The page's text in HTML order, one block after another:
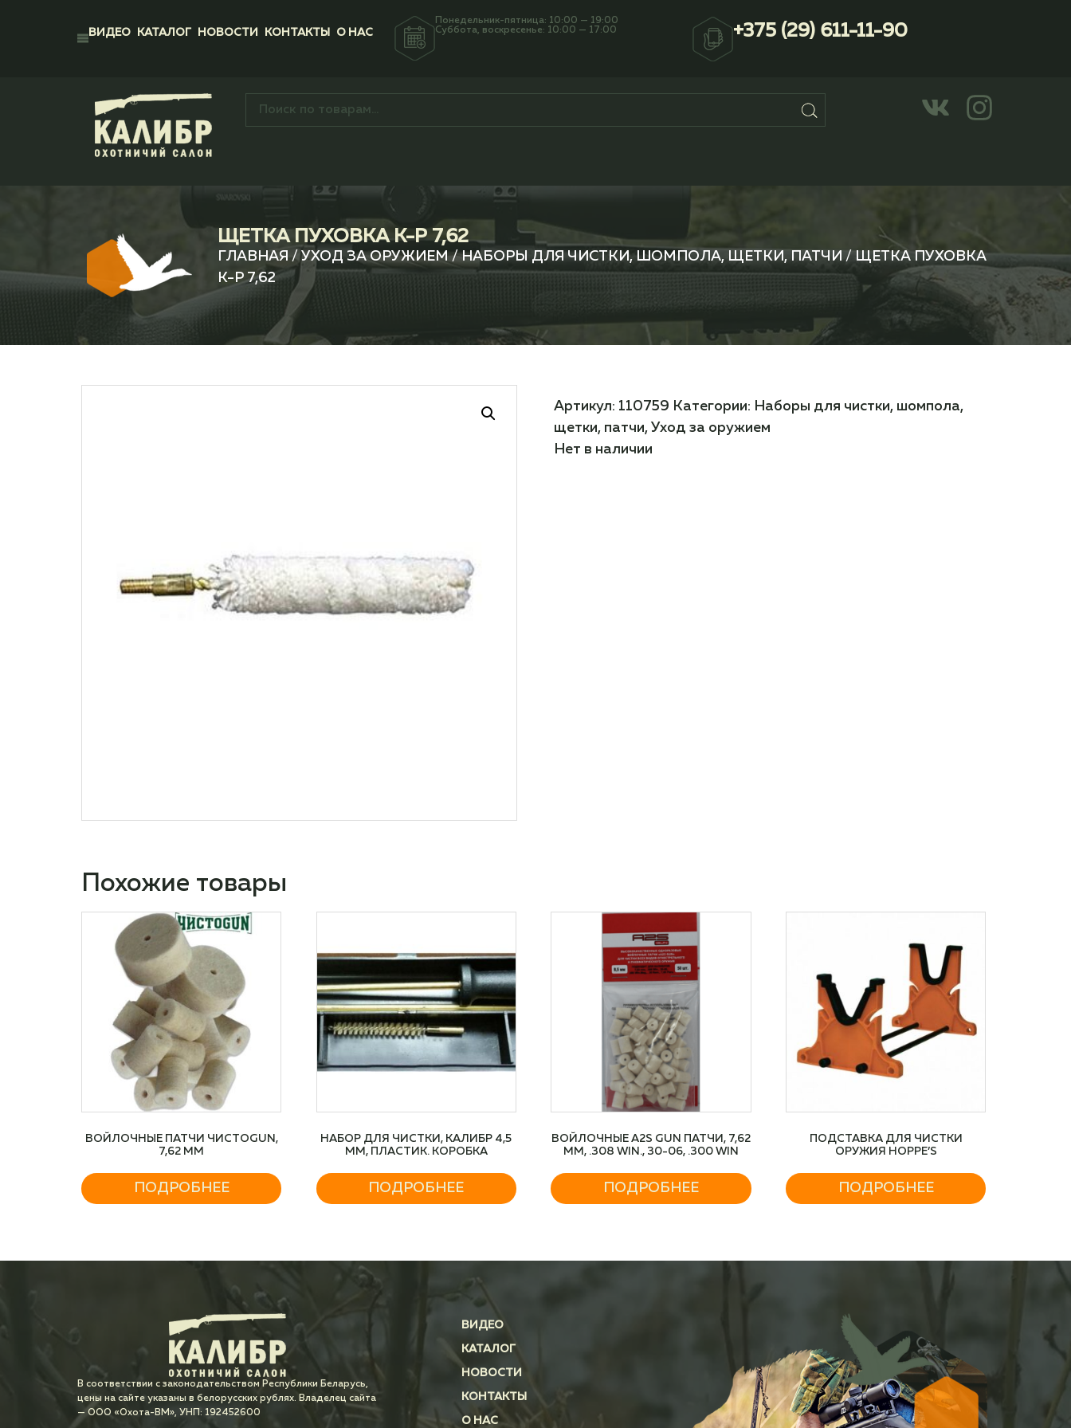
ВИДЕО КАТАЛОГ НОВОСТИ КОНТАКТЫ О НАС
Понедельник-пятница: 10:00 — 19:00
Суббота, воскресенье: 10:00 — 17:00
+375 (29) 611-11-90
ЩЕТКА ПУХОВКА К-Р 7,62
ГЛАВНАЯ /УХОД ЗА ОРУЖИЕМ/НАБОРЫ ДЛЯ ЧИСТКИ, ШОМПОЛА, ЩЕТКИ, ПАТЧИ / ЩЕТКА ПУХОВКА
К-Р 7,62
Артикул: 110759 Категории: Наборы для чистки, шомпола,
щетки, патчи, Уход за оружием
Нет в наличии
Похожие товары
ВОЙЛОЧНЫЕ ПАТЧИ ЧИСТОGUN,
7,62 MM
ПОДРОБНЕЕ
НАБОР ДЛЯ ЧИСТКИ, КАЛИБР 4,5
ММ, ПЛАСТИК. КОРОБКА
ПОДРОБНЕЕ
ВОЙЛОЧНЫЕ A2S GUN ПАТЧИ, 7,62
MM, .308 WIN., 30-06, .300 WIN
ПОДРОБНЕЕ
ПОДСТАВКА ДЛЯ ЧИСТКИ
ОРУЖИЯ HOPPE’S
ПОДРОБНЕЕ
В соответствии с законодательством Республики Беларусь,
цены на сайте указаны в белорусских рублях. Владелец сайта
— ООО «Охота-ВМ», УНП: 192452600
ВИДЕО
КАТАЛОГ
НОВОСТИ
КОНТАКТЫ
О НАС